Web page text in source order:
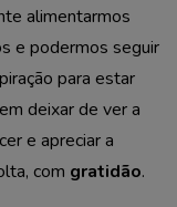
alimentarmos
e podermos seguir
para estar
deixar de ver a
e apreciar a
com gratidão.